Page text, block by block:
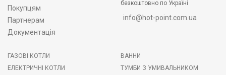
Покупцям
Партнерам
Документація
безкоштовно по Україні
info@hot-point.com.ua
ГАЗОВІ КОТЛИ
ЕЛЕКТРИЧНІ КОТЛИ
ВАННИ
ТУМБИ З УМИВАЛЬНИКОМ